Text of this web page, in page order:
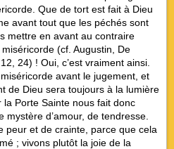
Que de tort est fait à Dieu
avant tout que les péchés sont
mettre en avant au contraire
(cf. Augustin, De
24) ! Oui, c’est vraiment ainsi.
avant le jugement, et
de Dieu sera toujours à la lumière
Porte Sainte nous fait donc
d’amour, de tendresse.
peur et de crainte, parce que cela
; vivons plutôt la joie de la